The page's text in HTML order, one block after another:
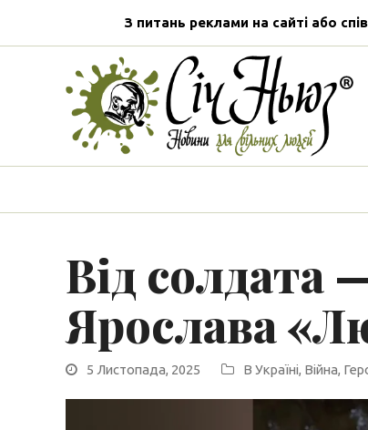
З питань реклами на сайті або
Від солдата
Ярослава
5 Листопада, 2025 В Україні, Війна,